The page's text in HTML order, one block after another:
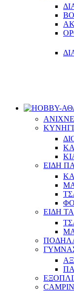
ΕΙΔΗ
ΕΙΔΗ